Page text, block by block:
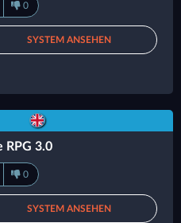
0
SYSTEM ANSEHEN
RPG 3.0
0
SYSTEM ANSEHEN